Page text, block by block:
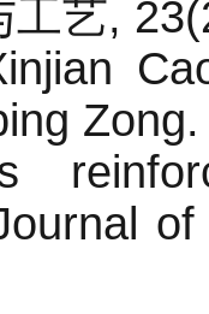
工艺,
Cao,